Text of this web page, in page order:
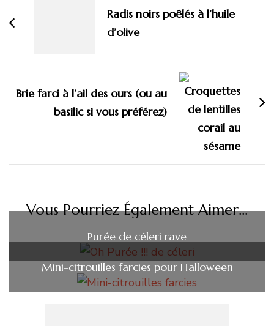
Radis noirs poêlés à l’huile
d’olive
Brie farci à l’ail des ours (ou au
basilic si vous préférez)
Vous Pourriez Également Aimer...
Purée de céleri rave
Mini-citrouilles farcies pour Halloween